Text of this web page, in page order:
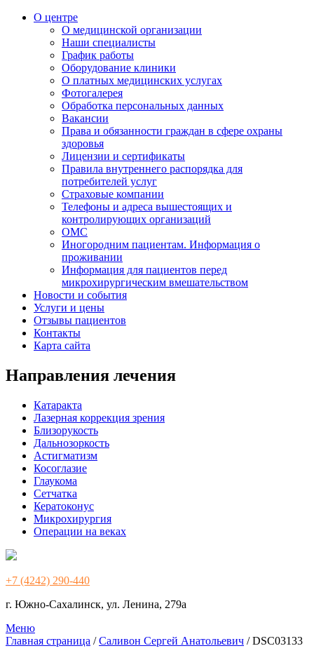
О центре
О медицинской организации
Наши специалисты
График работы
Оборудование клиники
О платных медицинских услугах
Фотогалерея
Обработка персональных данных
Вакансии
Права и обязанности граждан в сфере охраны
здоровья
Лицензии и сертификаты
Правила внутреннего распорядка для
потребителей услуг
Страховые компании
Телефоны и адреса вышестоящих и
контролирующих организаций
ОМС
Иногородним пациентам. Информация о
проживании
Информация для пациентов перед
микрохирургическим вмешательством
Новости и события
Услуги и цены
Отзывы пациентов
Контакты
Карта сайта
Направления лечения
Катаракта
Лазерная коррекция зрения
Близорукость
Дальнозоркость
Астигматизм
Косоглазие
Глаукома
Сетчатка
Кератоконус
Микрохирургия
Операции на веках
+7 (4242) 290-440
г. Южно-Сахалинск, ул. Ленина, 279а
Меню
Главная страница /Саливон Сергей Анатольевич /DSC03133